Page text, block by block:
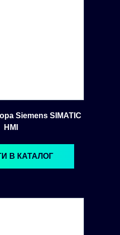
Siemens SIMATIC
HMI
В КАТАЛОГ